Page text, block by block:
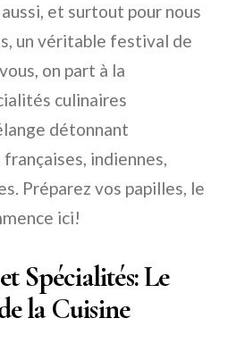
et surtout pour nous
un véritable festival de
on part à la
culinaires
détonnant
indiennes,
Préparez vos papilles, le
ici!
Spécialités: Le
la Cuisine